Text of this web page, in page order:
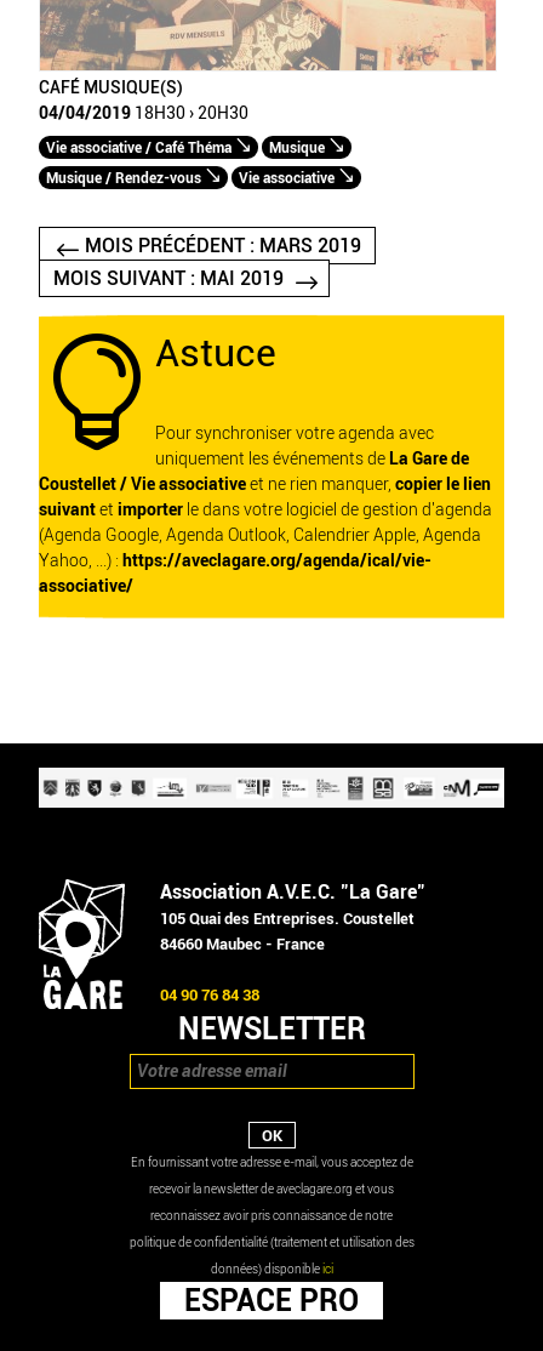
CAFÉ MUSIQUE(S)
04/04/2019 18H30 › 20H30
Vie associative / Café Théma
Musique
Musique / Rendez-vous
Vie associative
MOIS PRÉCÉDENT : MARS 2019
MOIS SUIVANT : MAI 2019
 Astuce
Pour synchroniser votre agenda avec
uniquement les événements de La Gare de
Coustellet / Vie associativeet ne rien manquer, copier le lien
suivantet importer le dans votre logiciel de gestion d'agenda
(Agenda Google, Agenda Outlook, Calendrier Apple, Agenda
Yahoo, ...) : https://aveclagare.org/agenda/ical/vie-
associative/
Association A.V.E.C. "La Gare"
105 Quai des Entreprises. Coustellet
84660 Maubec - France
04 90 76 84 38
NEWSLETTER
En fournissant votre adresse e-mail, vous acceptez de
recevoir la newsletter de aveclagare.org et vous
reconnaissez avoir pris connaissance de notre
politique de confidentialité (traitement et utilisation des
données) disponibleici
ESPACE PRO